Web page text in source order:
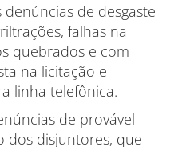
de desgaste
falhas na
quebrados e com
na licitação e
linha telefônica.
de provável
dos disjuntores, que